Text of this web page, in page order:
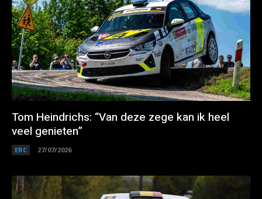
Tom Heindrichs: “Van deze zege kan ik heel
veel genieten”
ERC 27/07/2026